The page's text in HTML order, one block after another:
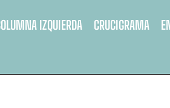
IZQUIERDA CRUCIGRAMA